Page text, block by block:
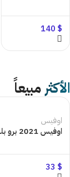
140 $
الأكثرمبيعاً
اوفيس
اوفيس 2021 برو بلس
33 $